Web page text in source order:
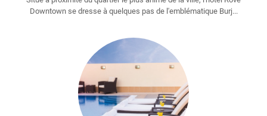
Downtown se dresse à quelques pas de l'emblématique Burj...